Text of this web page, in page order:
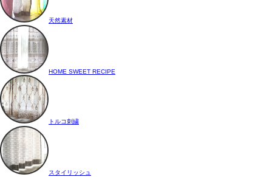
天然素材
HOME SWEET RECIPE
トルコ刺繍
スタイリッシュ